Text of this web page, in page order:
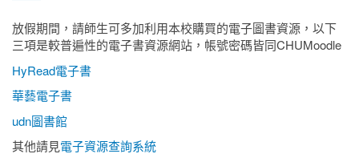
放假期間，請師生可多加利用本校購買的電子圖書資源，以下
三項是較普遍性的電子書資源網站，帳號密碼皆同CHUMoodle
HyRead電子書
華藝電子書
udn圖書館
其他請見電子資源查詢系統